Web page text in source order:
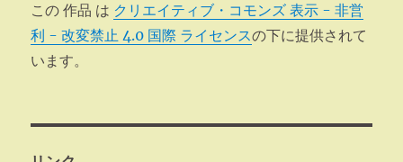
この 作品 は クリエイティブ・コモンズ 表示 - 非営
利 - 改変禁止 4.0 国際 ライセンスの下に提供されて
います。